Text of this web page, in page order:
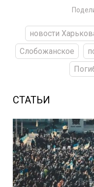
новости
Слобожанское
СТАТЬИ